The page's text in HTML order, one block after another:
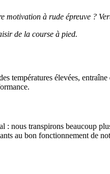
motivation à rude épreuve ?
de la course à pied.
températures élevées,
nous transpirons beaucoup
au bon fonctionnement de